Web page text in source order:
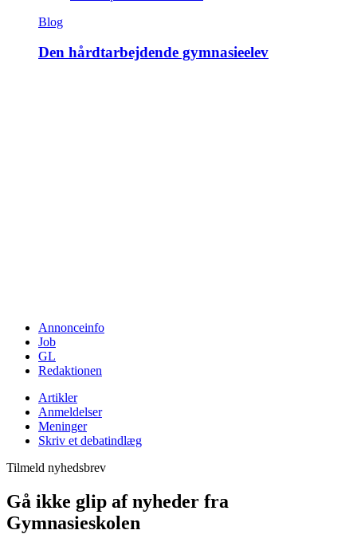
Blog
Den hårdtarbejdende gymnasieelev
Annonceinfo
Job
GL
Redaktionen
Artikler
Anmeldelser
Meninger
Skriv et debatindlæg
Tilmeld nyhedsbrev
Gå ikke glip af nyheder fra
Gymnasieskolen